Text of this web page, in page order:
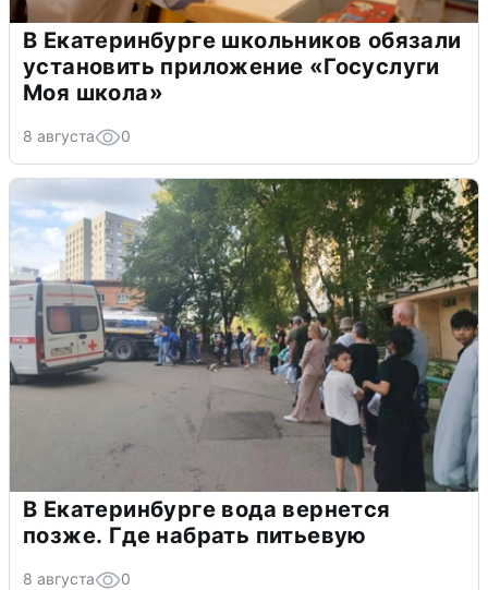
В Екатеринбурге школьников обязали
установить приложение «Госуслуги
Моя школа»
8 августа 0
В Екатеринбурге вода вернется
позже. Где набрать питьевую
8 августа 0